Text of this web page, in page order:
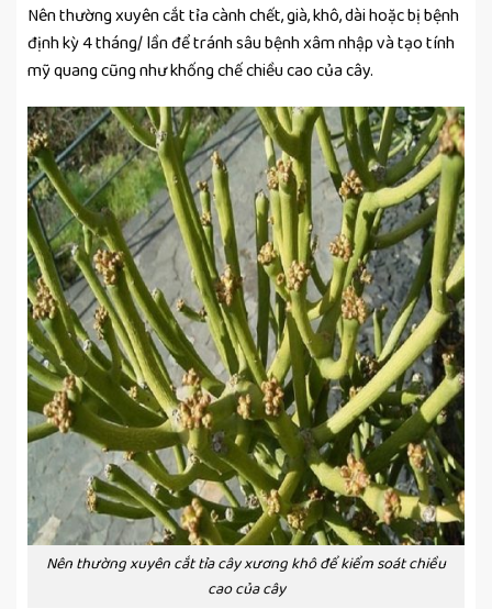
Nên thường xuyên cắt tỉa cành chết, già, khô, dài hoặc bị bệnh
định kỳ 4 tháng/ lần để tránh sâu bệnh xâm nhập và tạo tính
mỹ quang cũng như khống chế chiều cao của cây.
Nên thường xuyên cắt tỉa cây xương khô để kiểm soát chiều
cao của cây